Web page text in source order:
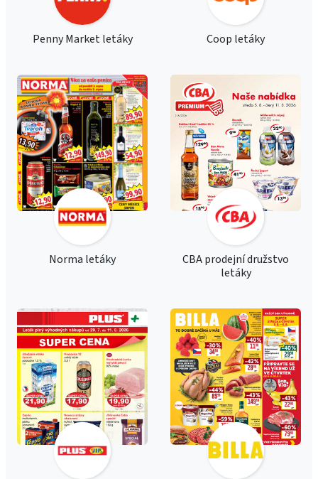
Penny Market letáky Coop letáky
Norma letáky
CBA prodejní družstvo
letáky